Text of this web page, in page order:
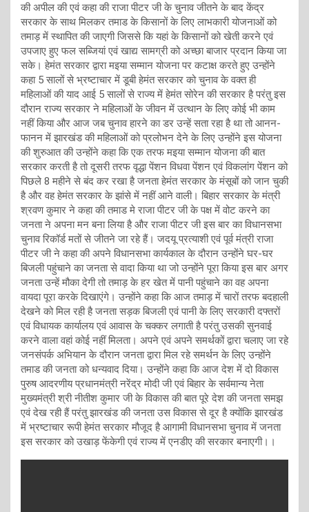
की अपील की एवं कहा की राजा पीटर जी के चुनाव जीतने के बाद केंद्र
सरकार के साथ मिलकर तमाड के किसानों के लिए लाभकारी योजनाओं को
तमाड़ में स्थापित की जाएगी जिससे कि यहां के किसानों को खेती करने एवं
उपजाए हुए फल सब्जियां एवं खाद्य सामग्री को अच्छा बाजार प्रदान किया जा
सके। हेमंत सरकार द्वारा मइया सम्मान योजना पर कटाक्ष करते हुए उन्होंने
कहा 5 सालों से भ्रष्टाचार में डूबी हेमंत सरकार को चुनाव के वक्त ही
महिलाओं की याद आई 5 सालों से राज्य में हेमंत सोरेन की सरकार है परंतु इस
दौरान राज्य सरकार ने महिलाओं के जीवन में उत्थान के लिए कोई भी काम
नहीं किया और आज जब चुनाव हारने का डर उन्हें सता रहा है था तो आनन-
फानन में झारखंड की महिलाओं को प्रलोभन देने के लिए उन्होंने इस योजना
की शुरुआत की उन्होंने कहा कि एक तरफ मइया सम्मान योजना की बात
सरकार करती है तो दूसरी तरफ वृद्धा पेंशन विधवा पेंशन एवं विकलांग पेंशन को
पिछले 8 महीने से बंद कर रखा है जनता हेमंत सरकार के मंसूबों को जान चुकी
है और वह हेमंत सरकार के झांसे में नहीं आने वाली। बिहार सरकार के मंत्री
श्रवण कुमार ने कहा की तमाड मे राजा पीटर जी के पक्ष में वोट करने का
जनता ने अपना मन बना लिया है और राजा पीटर जी इस बार का विधानसभा
चुनाव रिकॉर्ड मतों से जीतने जा रहे हैं। जदयू प्रत्याशी एवं पूर्व मंत्री राजा
पीटर जी ने कहा की अपने विधानसभा कार्यकाल के दौरान उन्होंने घर-घर
बिजली पहुंचाने का जनता से वादा किया था जो उन्होंने पूरा किया इस बार अगर
जनता उन्हें मौका देगी तो तमाड़ के हर खेत में पानी पहुंचाने का वह अपना
वायदा पूरा करके दिखाएंगे। उन्होंने कहा कि आज तमाड़ में चारों तरफ बदहाली
देखने को मिल रही है जनता सड़क बिजली एवं पानी के लिए सरकारी दफ्तरों
एवं विधायक कार्यालय एवं आवास के चक्कर लगाती है परंतु उसकी सुनवाई
करने वाला वहां कोई नहीं मिलता। अपने एवं अपने समर्थकों द्वारा चलाए जा रहे
जनसंपर्क अभियान के दौरान जनता द्वारा मिल रहे समर्थन के लिए उन्होंने
तमाड की जनता को धन्यवाद दिया। उन्होंने कहा कि आज देश में दो विकास
पुरुष आदरणीय प्रधानमंत्री नरेंद्र मोदी जी एवं बिहार के सर्वमान्य नेता
मुख्यमंत्री श्री नीतीश कुमार जी के विकास की बात पूरे देश की जनता समझ
एवं देख रही हैं परंतु झारखंड की जनता उस विकास से दूर है क्योंकि झारखंड
में भ्रष्टाचार रूपी हेमंत सरकार मौजूद है आगामी विधानसभा चुनाव में जनता
इस सरकार को उखाड़ फेंकेगी एवं राज्य में एनडीए की सरकार बनाएगी।।